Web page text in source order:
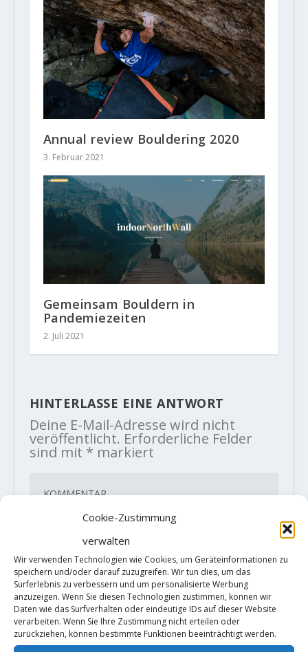
Cookie-Zustimmung
verwalten
Wir verwenden Technologien wie Cookies, um Geräteinformationen zu
speichern und/oder darauf zuzugreifen. Wir tun dies, um das
Surferlebnis zu verbessern und um personalisierte Werbung
anzuzeigen. Wenn Sie diesen Technologien zustimmen, können wir
Daten wie das Surfverhalten oder eindeutige IDs auf dieser Website
verarbeiten. Wenn Sie Ihre Zustimmung nicht erteilen oder
zurückziehen, können bestimmte Funktionen beeinträchtigt werden.
Annual review Bouldering 2020
3. Februar 2021
Gemeinsam Bouldern in
Pandemiezeiten
2. Juli 2021
HINTERLASSE EINE ANTWORT
Deine E-Mail-Adresse wird nicht
veröffentlicht. Erforderliche Felder
sind mit * markiert